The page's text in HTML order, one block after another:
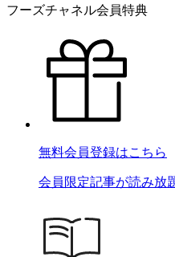
フーズチャネル会員特典
無料会員登録はこちら
会員限定記事が読み放